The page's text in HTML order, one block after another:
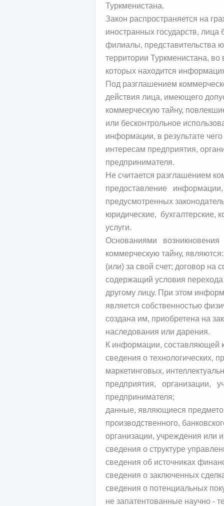
Туркменистана.
Закон распространяется на
иностранных государств,
филиалы, представительства
территории Туркменистана,
которых находится
Под разглашением
действия лица, имеющего
коммерческую тайну,
или бесконтрольное
информации, в результате
интересам предприятия,
предпринимателя.
Не считается разглашением
предоставление информации,
предусмотренных
юридические, бухгалтерские,
услуги.
Основаниями
коммерческую тайну,
(или) за свой счет; договор на
содержащий условия
другому лицу. При этом
является собственностью
создана им, приобретена на
наследования или дарения.
К информации, составляющей
сведения о технологических,
маркетинговых,
предприятия, организации,
данные, являющиеся
производственного,
организации, учреждения или
сведения о структуре
сведения об источниках
сведения о заключенных
сведения о потенциальных
не запатентованные научно -